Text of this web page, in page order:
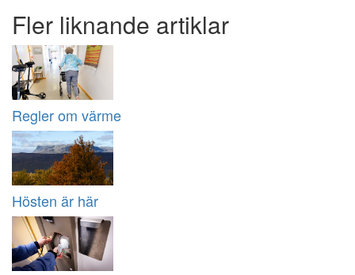
Fler liknande artiklar
Regler om värme
Hösten är här